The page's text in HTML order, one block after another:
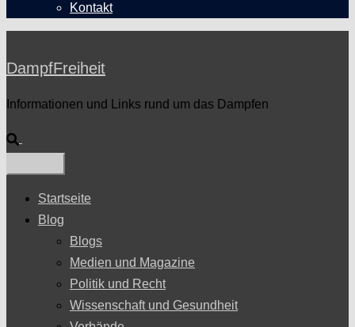
Kontakt
DampfFreiheit
Informationen und Links rund um das Dampfen
Suche
Startseite
Blog
Blogs
Medien und Magazine
Politik und Recht
Wissenschaft und Gesundheit